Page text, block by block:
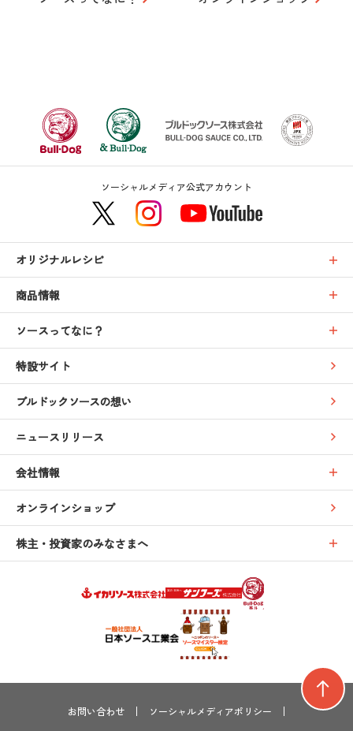
ソーシャルメディア公式アカウント
オリジナルレシピ
商品情報
ソースってなに？
特設サイト
ブルドックソースの想い
ニュースリリース
会社情報
オンラインショップ
株主・投資家のみなさまへ
お問い合わせ ソーシャルメディアポリシー